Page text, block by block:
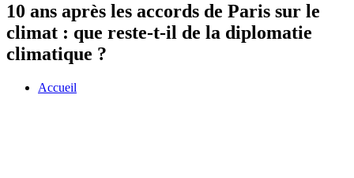
10 ans après les accords de Paris sur le
climat : que reste-t-il de la diplomatie
climatique ?
Accueil